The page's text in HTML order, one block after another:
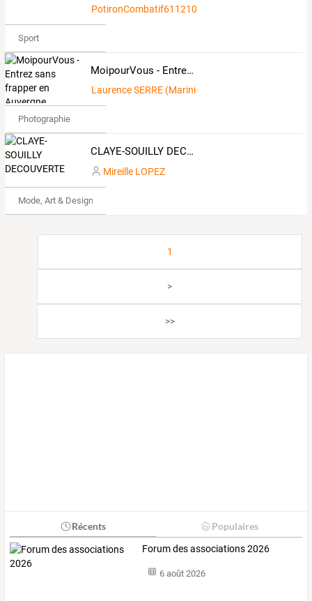
PotironCombatif611210
Sport
MoipourVous - Entrez sans frapper en Auvergne
Laurence SERRE (Marinier)
Photographie
CLAYE-SOUILLY DECOUVERTE
Mireille LOPEZ
Mode, Art & Design
1
>
>>
Récents Populaires
Forum des associations 2026
6 août 2026